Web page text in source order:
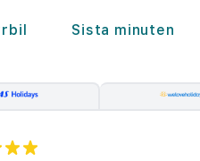
Sista minuten